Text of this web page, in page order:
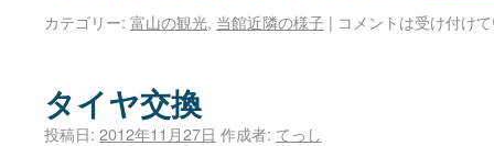
カテゴリー: 富山の観光, 当館近隣の様子 | コメントは受け付け
タイヤ交換
投稿日: 2012年11月27日 作成者: てっし